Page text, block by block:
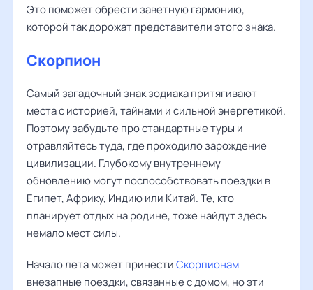
Это поможет обрести заветную гармонию,
которой так дорожат представители этого знака.
Скорпион
Самый загадочный знак зодиака притягивают
места с историей, тайнами и сильной энергетикой.
Поэтому забудьте про стандартные туры и
отравляйтесь туда, где проходило зарождение
цивилизации. Глубокому внутреннему
обновлению могут поспособствовать поездки в
Египет, Африку, Индию или Китай. Те, кто
планирует отдых на родине, тоже найдут здесь
немало мест силы.
Начало лета может принестиСкорпионам
внезапные поездки, связанные с домом, но эти